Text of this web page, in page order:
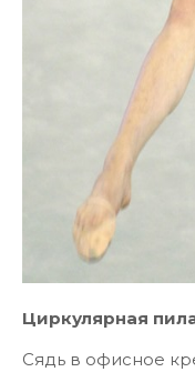
Циркулярная
Сядь в офисное